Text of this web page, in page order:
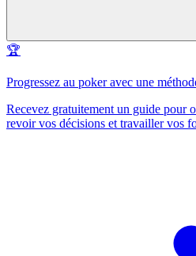
🏆
Progressez au poker avec une
Recevez gratuitement un guide pour
revoir vos décisions et travailler vos